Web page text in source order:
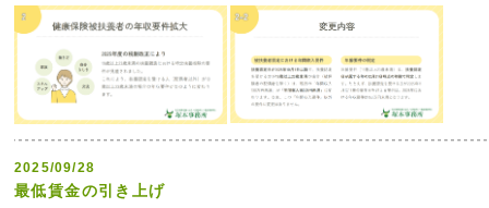
2025/09/28
最低賃金の引き上げ